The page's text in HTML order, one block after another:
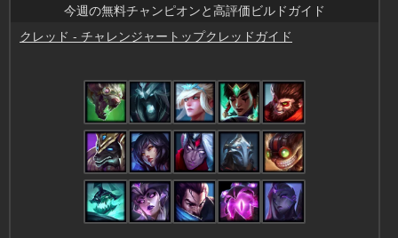
今週の無料チャンピオンと高評価ビルドガイド
クレッド - チャレンジャートップクレッドガイド
by ついんたーぼ